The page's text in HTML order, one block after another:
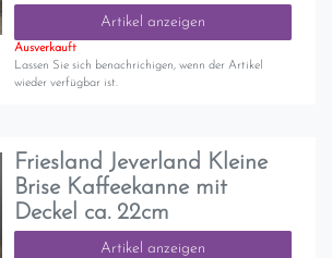
Artikel anzeigen
Ausverkauft
Lassen Sie sich benachrichigen, wenn der Artikel
wieder verfügbar ist.
Friesland Jeverland Kleine
Brise Kaffeekanne mit
Deckel ca. 22cm
Artikel anzeigen